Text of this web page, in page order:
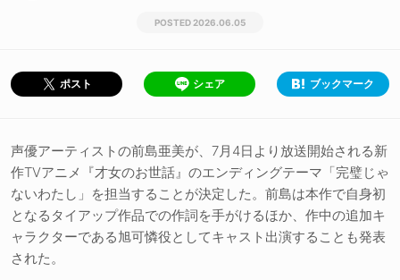
2026.06.05
ポスト シェア ブックマーク
声優アーティストの前島亜美が、7月4日より放送開始される新
作TVアニメ『才女のお世話』のエンディングテーマ「完璧じゃ
ないわたし」を担当することが決定した。前島は本作で自身初
となるタイアップ作品での作詞を手がけるほか、作中の追加キ
ャラクターである旭可憐役としてキャスト出演することも発表
された。